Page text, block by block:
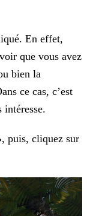
En effet,
que vous avez
bien la
ce cas, c’est
intéresse.
, puis, cliquez sur